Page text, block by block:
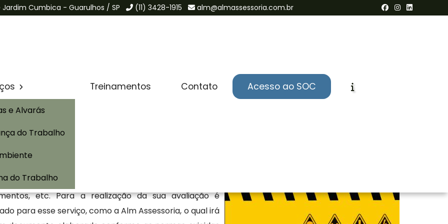
Jardim Cumbica - Guarulhos / SP (11) 3428-1915 alm@almassessoria.com.br
e Alvarás
do Trabalho
do Trabalho
Treinamentos Contato Acesso ao SOC
em
Guarulhos
Solicite um Orçamento
de risco, como, por exemplo, a produtos inflamáveis,
etc. Para a realização da sua avaliação é
para esse serviço, como a Alm Assessoria, o qual irá